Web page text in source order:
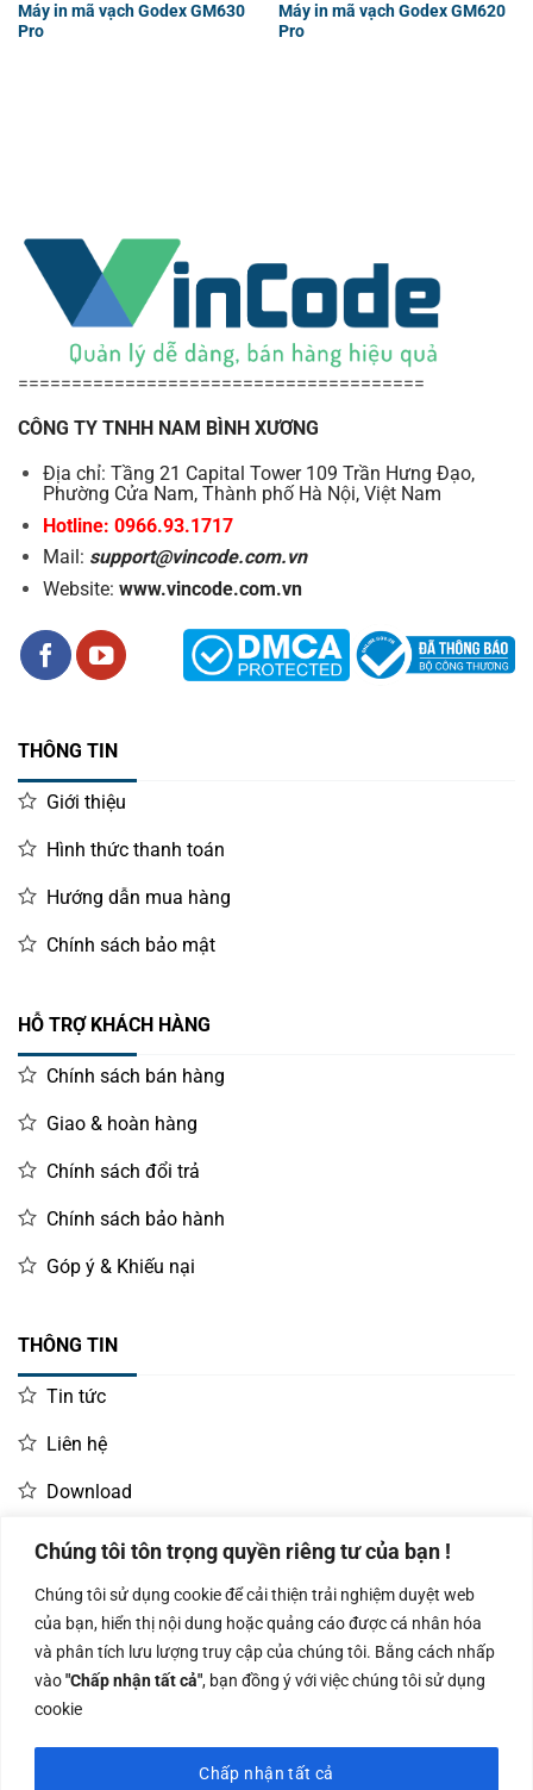
Chúng tôi tôn trọng quyền riêng tư của bạn !
Chúng tôi sử dụng cookie để cải thiện trải nghiệm duyệt web
của bạn, hiển thị nội dung hoặc quảng cáo được cá nhân hóa
và phân tích lưu lượng truy cập của chúng tôi. Bằng cách nhấp
vào"Chấp nhận tất cả", bạn đồng ý với việc chúng tôi sử dụng
cookie
Chấp nhận tất cả
Máy in mã vạch Godex GM630
Pro
Máy in mã vạch Godex GM620
Pro
======================================
CÔNG TY TNHH NAM BÌNH XƯƠNG
Địa chỉ: Tầng 21 Capital Tower 109 Trần Hưng Đạo,
Phường Cửa Nam, Thành phố Hà Nội, Việt Nam
Hotline: 0966.93.1717
Mail: support@vincode.com.vn
Website: www.vincode.com.vn
THÔNG TIN
Giới thiệu
Hình thức thanh toán
Hướng dẫn mua hàng
Chính sách bảo mật
HỖ TRỢ KHÁCH HÀNG
Chính sách bán hàng
Giao & hoàn hàng
Chính sách đổi trả
Chính sách bảo hành
Góp ý & Khiếu nại
THÔNG TIN
Tin tức
Liên hệ
Download
LIÊN HỆ MUA HÀNG
Kinh doanh:
0966.93.1717
KD Dự Án: 0987
835 345
Kế Toán:
0987.919.040